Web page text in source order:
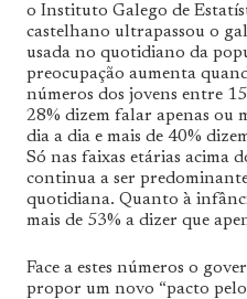
o Instituto Galego de
castelhano ultrapassou o
usada no quotidiano da
preocupação aumenta
números dos jovens entre
28% dizem falar apenas ou
dia a dia e mais de 40%
Só nas faixas etárias acima
continua a ser
quotidiana. Quanto à
mais de 53% a dizer que
Face a estes números o
propor um novo “pacto